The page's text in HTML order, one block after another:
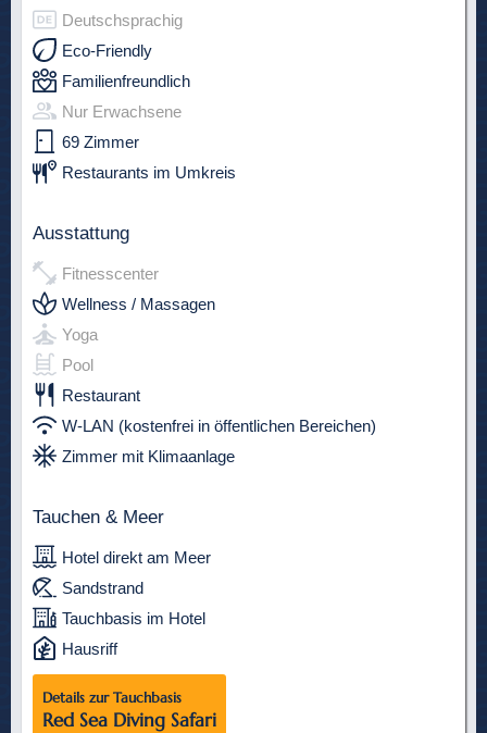
Deutschsprachig
Eco-Friendly
Familienfreundlich
Nur Erwachsene
69 Zimmer
Restaurants im Umkreis
Ausstattung
Fitnesscenter
Wellness / Massagen
Yoga
Pool
Restaurant
W-LAN (kostenfrei in öffentlichen Bereichen)
Zimmer mit Klimaanlage
Tauchen & Meer
Hotel direkt am Meer
Sandstrand
Tauchbasis im Hotel
Hausriff
Details zur Tauchbasis
Red Sea Diving Safari